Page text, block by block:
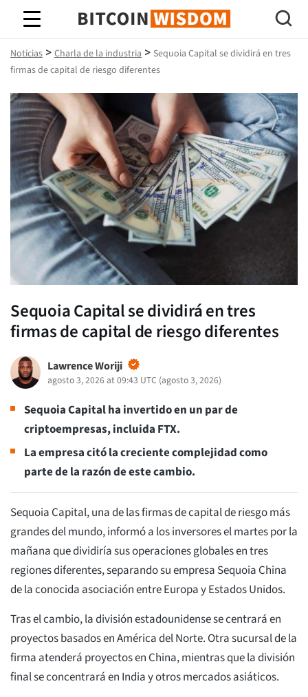
Sabiduría de Bitcoin
Noticias > Charla de la industria > Sequoia Capital se dividirá en tres
firmas de capital de riesgo diferentes
Sequoia Capital se dividirá en tres
firmas de capital de riesgo diferentes
Lawrence Woriji
agosto 3, 2026 at 09:43 UTC (agosto 3, 2026)
Sequoia Capital ha invertido en un par de
criptoempresas, incluida FTX.
La empresa citó la creciente complejidad como
parte de la razón de este cambio.
Sequoia Capital, una de las firmas de capital de riesgo más
grandes del mundo, informó a los inversores el martes por la
mañana que dividiría sus operaciones globales en tres
regiones diferentes, separando su empresa Sequoia China
de la conocida asociación entre Europa y Estados Unidos.
Tras el cambio, la división estadounidense se centrará en
proyectos basados en América del Norte. Otra sucursal de la
firma atenderá proyectos en China, mientras que la división
final se concentrará en India y otros mercados asiáticos.